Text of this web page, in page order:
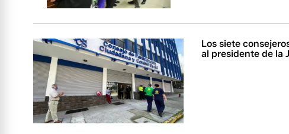
Los siete
al presidente de la